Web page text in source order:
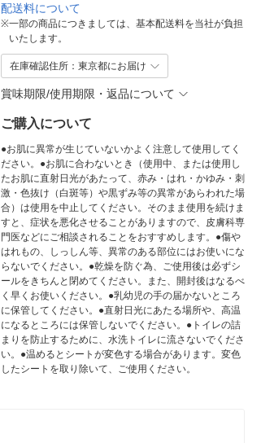
配送料について
※一部の商品につきましては、基本配送料を当社が負担
いたします。
在庫確認住所：東京都にお届け
賞味期限/使用期限・返品について
ご購入について
●お肌に異常が生じていないかよく注意して使用してく
ださい。●お肌に合わないとき（使用中、または使用し
たお肌に直射日光があたって、赤み・はれ・かゆみ・刺
激・色抜け（白斑等）や黒ずみ等の異常があらわれた場
合）は使用を中止してください。そのまま使用を続けま
すと、症状を悪化させることがありますので、皮膚科専
門医などにご相談されることをおすすめします。●傷や
はれもの、しっしん等、異常のある部位にはお使いにな
らないでください。●乾燥を防ぐ為、ご使用後は必ずシ
ールをきちんと閉めてください。また、開封後はなるべ
く早くお使いください。●乳幼児の手の届かないところ
に保管してください。●直射日光にあたる場所や、高温
になるところには保管しないでください。●トイレの詰
まりを防止するために、水洗トイレに流さないでくださ
い。●温めるとシートが変色する場合があります。変色
したシートを取り除いて、ご使用ください。